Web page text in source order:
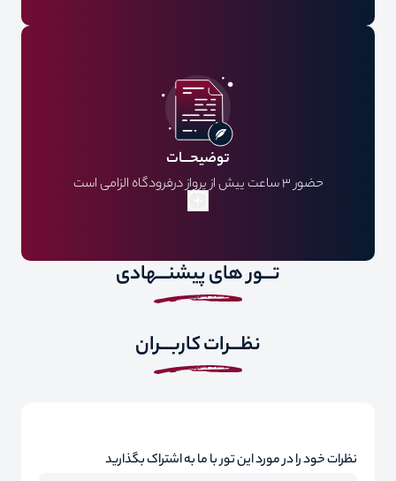
توضیحـــات
حضور 3 ساعت پیش از پرواز درفرودگاه الزامی است
پرداخت عوارض خروج از كشور به عهده مسافر است
به عهده مسافر مي باشد
تمامی مسافران می بایست قبل از پرواز فرم پیش سفر در برنامه را
تکمیل نموده
نرخ پروازی بر اساس پایه نرخ می باشد
در زمان رزرو مجدد با کانتر مربوطه مجدد چک شود.
تـــور های پیشنـــهادی
نظـــرات کاربـــران
نظرات خود را در مورد این تور با ما به اشتراک بگذارید